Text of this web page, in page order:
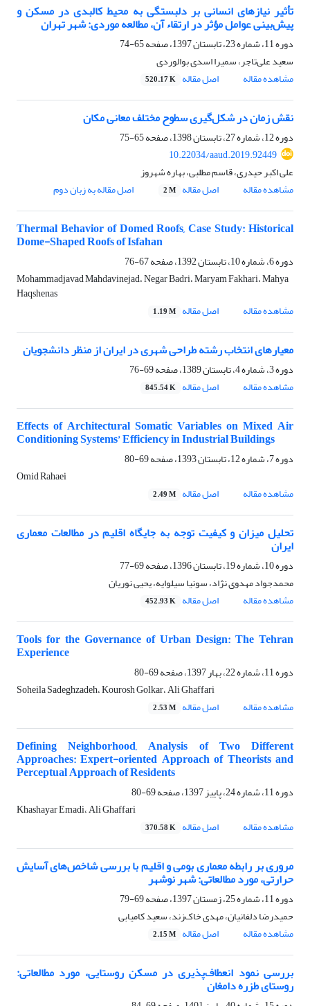
تأثیر نیازهای انسانی بر دلبستگی به محیط کالبدی در مسکن و
پیش‌بینی عوامل مؤثر در ارتقاء آن، مطالعه موردی: شهر تهران
دوره 11، شماره 23، تابستان 1397، صفحه
65-74
سعید علی‌تاجر، سمیرا اسدی بوالوردی
مشاهده مقاله
اصل مقاله 520.17 K
نقش زمان در شکل‌گیری سطوح مختلف معانی مکان
دوره 12، شماره 27، تابستان 1398، صفحه
65-75
10.22034/aaud.2019.92449
علی اکبر حیدری، قاسم مطلبی، بهاره شهروز
مشاهده مقاله
اصل مقاله 2 M اصل مقاله به زبان دوم
Thermal Behavior of Domed Roofs, Case Study: Historical
Dome-Shaped Roofs of Isfahan
دوره 6، شماره 10، تابستان 1392، صفحه
67-76
Mohammadjavad Mahdavinejad، Negar Badri، Maryam Fakhari، Mahya
Haqshenas
مشاهده مقاله
اصل مقاله 1.19 M
معیارهای انتخاب رشته طراحی شهری در ایران از منظر دانشجویان
دوره 3، شماره 4، تابستان 1389، صفحه
69-76
مشاهده مقاله
اصل مقاله 845.54 K
Effects of Architectural Somatic Variables on Mixed Air
Conditioning Systems’ Efficiency in Industrial Buildings
دوره 7، شماره 12، تابستان 1393، صفحه
69-80
Omid Rahaei
مشاهده مقاله
اصل مقاله 2.49 M
تحلیل میزان و کیفیت توجه به جایگاه اقلیم در مطالعات معماری
ایران
دوره 10، شماره 19، تابستان 1396، صفحه
69-77
محمدجواد مهدوی نژاد، سونیا سیلوایه، یحیی نوریان
مشاهده مقاله
اصل مقاله 452.93 K
Tools for the Governance of Urban Design: The Tehran
Experience
دوره 11، شماره 22، بهار 1397، صفحه
69-80
Soheila Sadeghzadeh، Kourosh Golkar، Ali Ghaffari
مشاهده مقاله
اصل مقاله 2.53 M
Defining Neighborhood, Analysis of Two Different
Approaches: Expert-oriented Approach of Theorists and
Perceptual Approach of Residents
دوره 11، شماره 24، پاییز 1397، صفحه
69-80
Khashayar Emadi، Ali Ghaffari
مشاهده مقاله
اصل مقاله 370.58 K
مروری بر رابطه معماری بومی و اقلیم با بررسی شاخص‌های آسایش
حرارتی، مورد مطالعاتی: شهر نوشهر
دوره 11، شماره 25، زمستان 1397، صفحه
69-79
حمیدرضا دلفانیان، مهدی خاک‌زند، سعید کامیابی
مشاهده مقاله
اصل مقاله 2.15 M
بررسی نمود انعطاف‌پذیری در مسکن روستایی، مورد مطالعاتی:
روستای طزره دامغان